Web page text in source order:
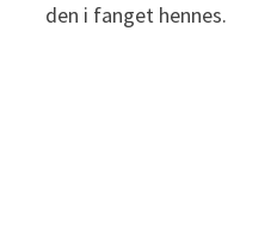
den i fanget hennes.